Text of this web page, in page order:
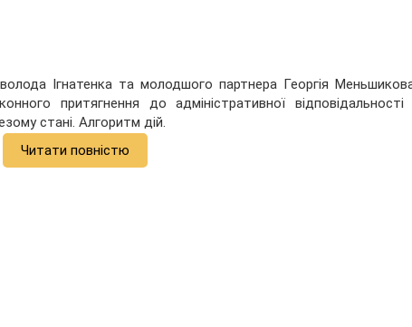
Ігнатенка та молодшого партнера Георгія
притягнення до адміністративної відповідальності
стані. Алгоритм дій.
Читати повністю